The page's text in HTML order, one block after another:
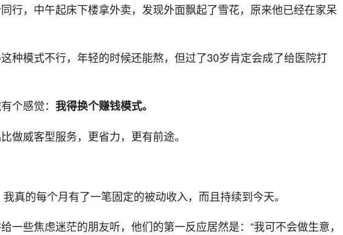
行，中午起床下楼拿外卖，发现外面飘起了雪花，原来他已经在家呆
种模式不行，年轻的时候还能熬，但过了30岁肯定会成了给医院打
个感觉： 我得换个赚钱模式。
做威客型服务，更省力，更有前途。
真的每个月有了一笔固定的被动收入，而且持续到今天。
一些焦虑迷茫的朋友听，他们的第一反应居然是：“我可不会做生意，